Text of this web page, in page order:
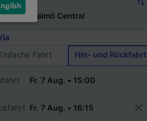
Fahrt
Hin- und Rückfahrt